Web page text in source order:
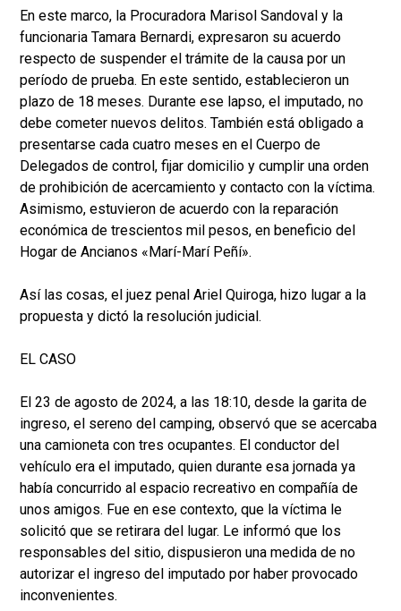
En este marco, la Procuradora Marisol Sandoval y la
funcionaria Tamara Bernardi, expresaron su acuerdo
respecto de suspender el trámite de la causa por un
período de prueba. En este sentido, establecieron un
plazo de 18 meses. Durante ese lapso, el imputado, no
debe cometer nuevos delitos. También está obligado a
presentarse cada cuatro meses en el Cuerpo de
Delegados de control, fijar domicilio y cumplir una orden
de prohibición de acercamiento y contacto con la víctima.
Asimismo, estuvieron de acuerdo con la reparación
económica de trescientos mil pesos, en beneficio del
Hogar de Ancianos «Marí-Marí Peñí».
Así las cosas, el juez penal Ariel Quiroga, hizo lugar a la
propuesta y dictó la resolución judicial.
EL CASO
El 23 de agosto de 2024, a las 18:10, desde la garita de
ingreso, el sereno del camping, observó que se acercaba
una camioneta con tres ocupantes. El conductor del
vehículo era el imputado, quien durante esa jornada ya
había concurrido al espacio recreativo en compañía de
unos amigos. Fue en ese contexto, que la víctima le
solicitó que se retirara del lugar. Le informó que los
responsables del sitio, dispusieron una medida de no
autorizar el ingreso del imputado por haber provocado
inconvenientes.